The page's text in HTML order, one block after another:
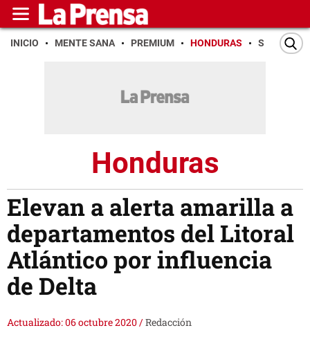
INICIO MENTE SANA PREMIUM HONDURAS SAN PEDRO
Honduras
Elevan a alerta amarilla a
departamentos del Litoral
Atlántico por influencia
de Delta
Actualizado: 06 octubre 2020/Redacción